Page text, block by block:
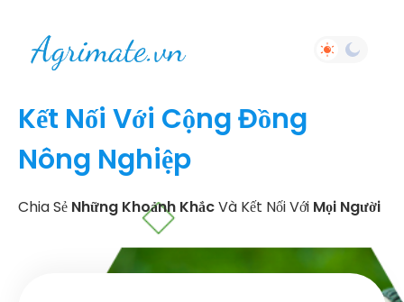
Kết Nối Với Cộng Đồng
Nông Nghiệp
Chia Sẻ Những Khoảnh KhắcVà Kết Nối Với Mọi Người